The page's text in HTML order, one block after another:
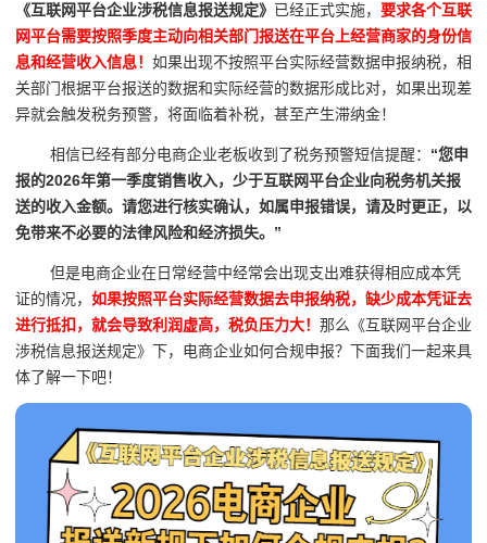
《互联网平台企业涉税信息报送规定》 已经正式实施， 要求各个互联
网平台需要按照季度主动向相关部门报送在平台上经营商家的身份信
息和经营收入信息！ 如果出现不按照平台实际经营数据申报纳税，相
关部门根据平台报送的数据和实际经营的数据形成比对，如果出现差
异就会触发税务预警，将面临着补税，甚至产生滞纳金！
相信已经有部分电商企业老板收到了税务预警短信提醒： “您申
报的2026年第一季度销售收入，少于互联网平台企业向税务机关报
送的收入金额。请您进行核实确认，如属申报错误，请及时更正，以
免带来不必要的法律风险和经济损失。”
但是电商企业在日常经营中经常会出现支出难获得相应成本凭
证的情况， 如果按照平台实际经营数据去申报纳税，缺少成本凭证去
进行抵扣，就会导致利润虚高，税负压力大！ 那么《互联网平台企业
涉税信息报送规定》下，电商企业如何合规申报？下面我们一起来具
体了解一下吧！